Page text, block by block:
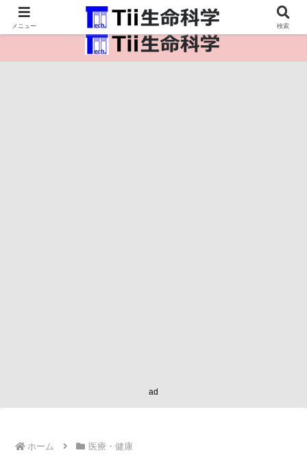
医療保健・生命・生物の情報インフラ。
ad
ホーム 医療・健康
メニュー 検索